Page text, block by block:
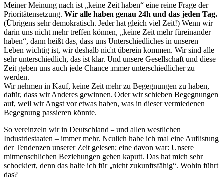
Meiner Meinung nach ist „keine Zeit haben“ eine reine Frage der
Prioritätensetzung. Wir alle haben genau 24h und das jeden Tag.
(Übrigens sehr demokratisch. Jeder hat gleich viel Zeit!) Wenn wir
darin uns nicht mehr treffen können, „keine Zeit mehr füreinander
haben“, dann heißt das, dass uns Unterschiedliches in unseren
Leben wichtig ist, wir deshalb nicht überein kommen. Wir sind alle
sehr unterschiedlich, das ist klar. Und unsere Gesellschaft und diese
Zeit geben uns auch jede Chance immer unterschiedlicher zu
werden.
Wir nehmen in Kauf, keine Zeit mehr zu Begegnungen zu haben,
dafür, dass wir Anderes gewinnen. Oder wir schieben Begegnungen
auf, weil wir Angst vor etwas haben, was in dieser vermiedenen
Begegnung passieren könnte.
So vereinzeln wir in Deutschland – und allen westlichen
Industriestaaten – immer mehr. Neulich habe ich mal eine Auflistung
der Tendenzen unserer Zeit gelesen; eine davon war: Unsere
mitmenschlichen Beziehungen gehen kaputt. Das hat mich sehr
schockiert, denn das halte ich für „nicht zukunftsfähig“. Wohin führt
das?